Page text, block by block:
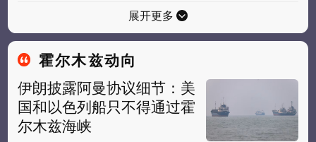
展开更多
霍尔木兹动向
伊朗披露阿曼协议细节：美
国和以色列船只不得通过霍
尔木兹海峡